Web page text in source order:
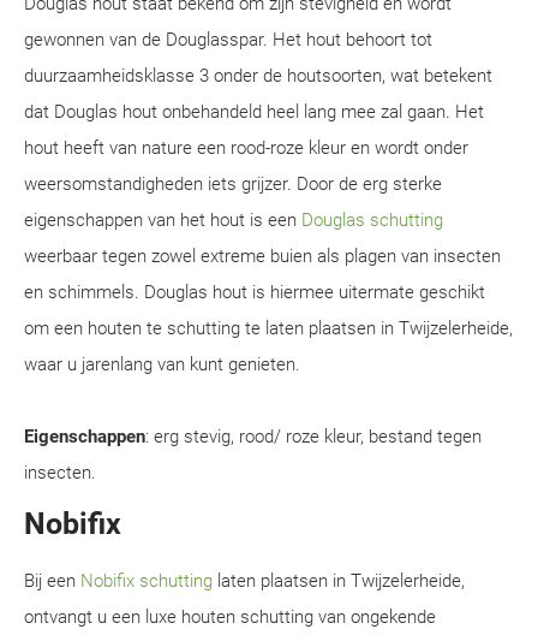
gewonnen van de Douglasspar. Het hout behoort tot
duurzaamheidsklasse 3 onder de houtsoorten, wat betekent
dat Douglas hout onbehandeld heel lang mee zal gaan. Het
hout heeft van nature een rood-roze kleur en wordt onder
weersomstandigheden iets grijzer. Door de erg sterke
eigenschappen van het hout is een Douglas schutting
weerbaar tegen zowel extreme buien als plagen van insecten
en schimmels. Douglas hout is hiermee uitermate geschikt
om een houten te schutting te laten plaatsen in Twijzelerheide,
waar u jarenlang van kunt genieten.
Eigenschappen: erg stevig, rood/ roze kleur, bestand tegen
insecten.
Nobifix
Bij een Nobifix schutting laten plaatsen in Twijzelerheide,
ontvangt u een luxe houten schutting van ongekende